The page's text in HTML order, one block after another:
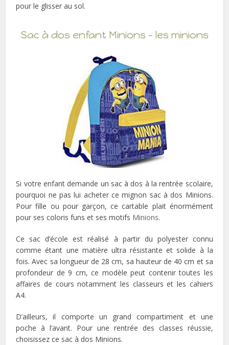
pour le glisser au sol.
Sac à dos enfant Minions – les minions
Si votre enfant demande un sac à dos à la rentrée scolaire,
pourquoi ne pas lui acheter ce mignon sac à dos Minions.
Pour fille ou pour garçon, ce cartable plait énormément
pour ses coloris funs et ses motifs Minions.
Ce sac d’école est réalisé à partir du polyester connu
comme étant une matière ultra résistante et solide à la
fois. Avec sa longueur de 28 cm, sa hauteur de 40 cm et sa
profondeur de 9 cm, ce modèle peut contenir toutes les
affaires de cours notamment les classeurs et les cahiers
A4.
D’ailleurs, il comporte un grand compartiment et une
poche à l’avant. Pour une rentrée des classes réussie,
choisissez ce sac à dos Minions.